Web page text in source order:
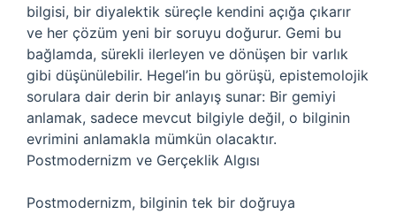
bilgisi, bir diyalektik süreçle kendini açığa çıkarır
ve her çözüm yeni bir soruyu doğurur. Gemi bu
bağlamda, sürekli ilerleyen ve dönüşen bir varlık
gibi düşünülebilir. Hegel’in bu görüşü, epistemolojik
sorulara dair derin bir anlayış sunar: Bir gemiyi
anlamak, sadece mevcut bilgiyle değil, o bilginin
evrimini anlamakla mümkün olacaktır.
Postmodernizm ve Gerçeklik Algısı
Postmodernizm, bilginin tek bir doğruya